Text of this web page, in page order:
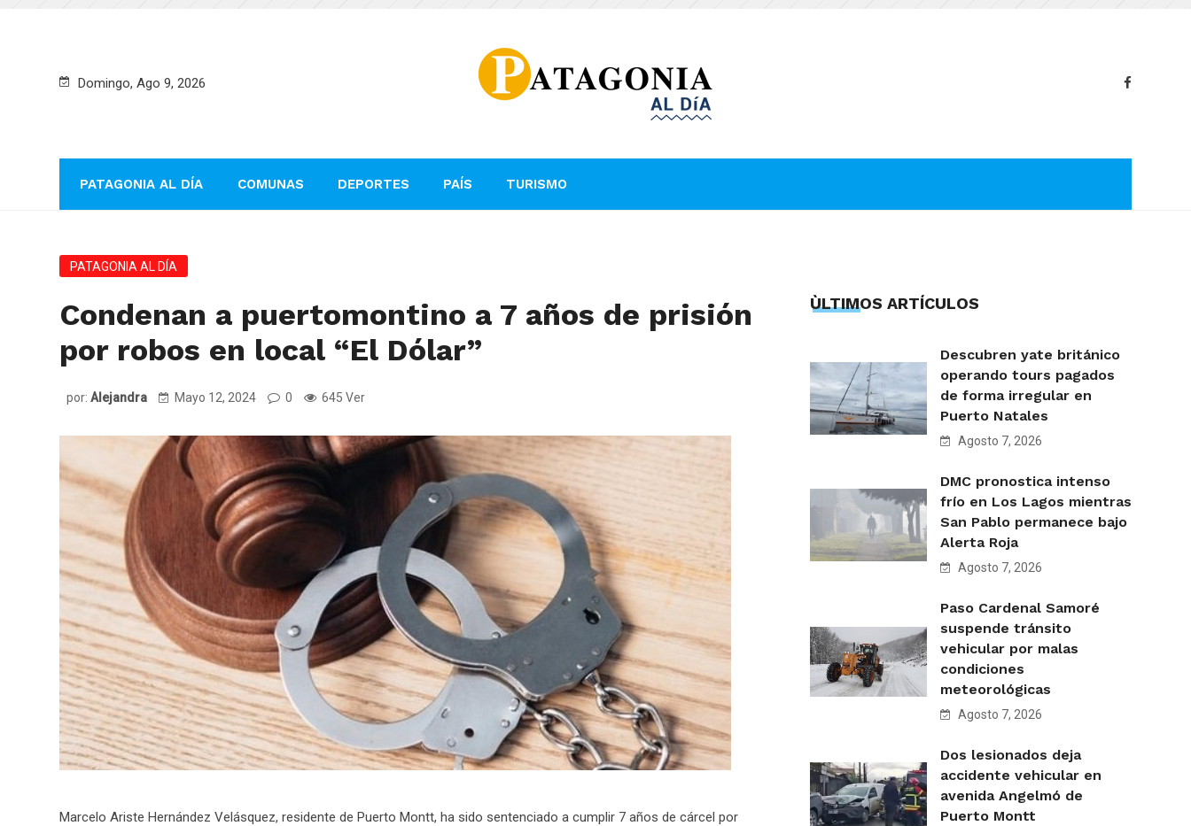
Domingo, Ago 9, 2026
PATAGONIA AL DÍA COMUNAS DEPORTES PAÍS TURISMO
PATAGONIA AL DÍA
Condenan a puertomontino a 7 años de prisión
por robos en local “El Dólar”
por: Alejandra Mayo 12, 2024 0 645 Ver
Marcelo Ariste Hernández Velásquez, residente de Puerto Montt, ha sido sentenciado a cumplir 7 años de cárcel por
ÙLTIMOS ARTÍCULOS
Descubren yate británico
operando tours pagados
de forma irregular en
Puerto Natales
Agosto 7, 2026
DMC pronostica intenso
frío en Los Lagos mientras
San Pablo permanece bajo
Alerta Roja
Agosto 7, 2026
Paso Cardenal Samoré
suspende tránsito
vehicular por malas
condiciones
meteorológicas
Agosto 7, 2026
Dos lesionados deja
accidente vehicular en
avenida Angelmó de
Puerto Montt